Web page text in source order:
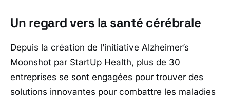
Un regard vers la santé cérébrale
Depuis la création de l’initiative Alzheimer’s
Moonshot par StartUp Health, plus de 30
entreprises se sont engagées pour trouver des
solutions innovantes pour combattre les maladies